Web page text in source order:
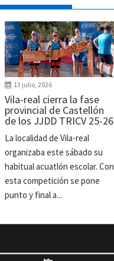
13 julio, 2026
Vila-real cierra la fase
provincial de Castellón
de los JJDD TRICV 25-26
La localidad de Vila-real
organizaba este sábado su
habitual acuatlón escolar. Con
esta competición se pone
punto y final a...